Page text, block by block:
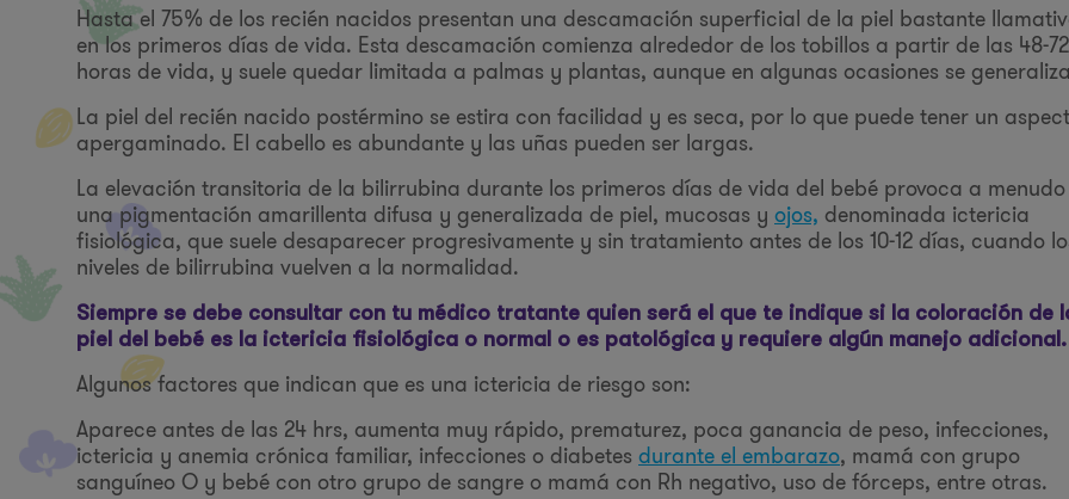
Hasta el 75% de los recién nacidos presentan una descamación superficial de la piel bastante
en los primeros días de vida. Esta descamación comienza alrededor de los tobillos a partir de las 48-72
horas de vida, y suele quedar limitada a palmas y plantas, aunque en algunas ocasiones se
La piel del recién nacido postérmino se estira con facilidad y es seca, por lo que puede tener un
apergaminado. El cabello es abundante y las uñas pueden ser largas.
La elevación transitoria de la bilirrubina durante los primeros días de vida del bebé provoca a menudo
una pigmentación amarillenta difusa y generalizada de piel, mucosas y ojos, denominada ictericia
fisiológica, que suele desaparecer progresivamente y sin tratamiento antes de los 10-12 días, cuando
niveles de bilirrubina vuelven a la normalidad.
Siempre se debe consultar con tu médico tratante quien será el que te indique si la coloración de
piel del bebé es la ictericia fisiológica o normal o es patológica y requiere algún manejo adicional.
Algunos factores que indican que es una ictericia de riesgo son:
Aparece antes de las 24 hrs, aumenta muy rápido, prematurez, poca ganancia de peso, infecciones,
ictericia y anemia crónica familiar, infecciones o diabetes durante el embarazo, mamá con grupo
sanguíneo O y bebé con otro grupo de sangre o mamá con Rh negativo, uso de fórceps, entre otras.